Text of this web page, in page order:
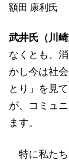
額田 康利氏
武井氏（川崎
なくとも、
かし今は社
とり」を見
が、コミュ
ます。
特に私たち